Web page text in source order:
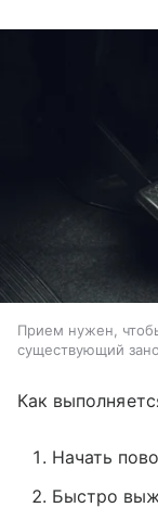
Прием нужен,
существующий
Как
Начать
Быстро